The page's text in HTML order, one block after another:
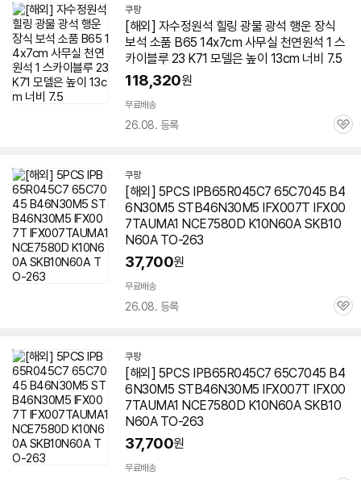
쿠팡
[해외] 자수정원석 힐링 광물 광석 행운 장식
보석 소품 B65 14x7cm 사무실 천연원석 1 스
카이블루 23 K71 모델은 높이 13cm 너비 7.5
118,320원
무료배송
26.08. 등록
관
쿠팡
[해외] 5PCS IPB65R045C7 65C7045 B4
6N30M5 STB46N30M5 IFX007T IFX00
7TAUMA1 NCE7580D K10N60A SKB10
N60A TO-263
37,700원
무료배송
26.08. 등록
관
쿠팡
[해외] 5PCS IPB65R045C7 65C7045 B4
6N30M5 STB46N30M5 IFX007T IFX00
7TAUMA1 NCE7580D K10N60A SKB10
N60A TO-263
37,700원
무료배송